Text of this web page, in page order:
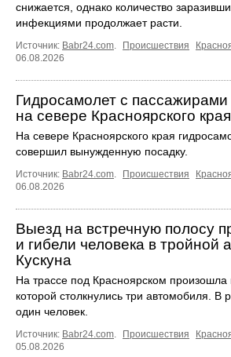
снижается, однако количество
инфекциями продолжает расти.
Источник: Babr24.com. Происшествия
06.08.2026
Гидросамолет с пассажирами
на севере Красноярского края
На севере Красноярского края
совершил вынужденную посадку.
Источник: Babr24.com. Происшествия
06.08.2026
Выезд на встречную полосу
и гибели человека в тройной
Кускуна
На трассе под Красноярском произошла
которой столкнулись три автомобиля. В
один человек.
Источник: Babr24.com. Происшествия
05.08.2026